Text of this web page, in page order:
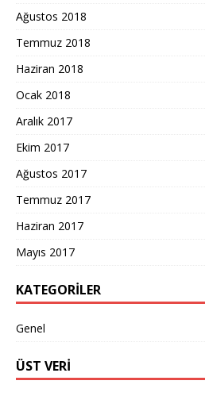
Ağustos 2018
Temmuz 2018
Haziran 2018
Ocak 2018
Aralık 2017
Ekim 2017
Ağustos 2017
Temmuz 2017
Haziran 2017
Mayıs 2017
KATEGORILER
Genel
ÜST VERI